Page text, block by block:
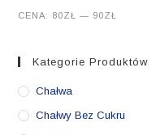
Cena
Cena
CENA: 80ZŁ — 90ZŁ
Kategorie Produktów
Chałwa
Chałwy Bez Cukru